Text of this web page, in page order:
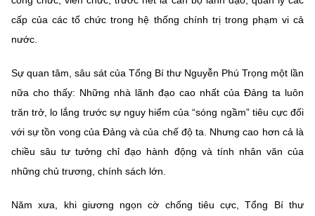
cấp của các tổ chức trong hệ thống chính trị trong phạm vi cả
nước.
Sự quan tâm, sâu sát của Tổng Bí thư Nguyễn Phú Trọng một lần
nữa cho thấy: Những nhà lãnh đạo cao nhất của Đảng ta luôn
trăn trở, lo lắng trước sự nguy hiểm của “sóng ngầm” tiêu cực đối
với sự tồn vong của Đảng và của chế độ ta. Nhưng cao hơn cả là
chiều sâu tư tưởng chỉ đạo hành động và tính nhân văn của
những chủ trương, chính sách lớn.
Năm xưa, khi giương ngọn cờ chống tiêu cực, Tổng Bí thư